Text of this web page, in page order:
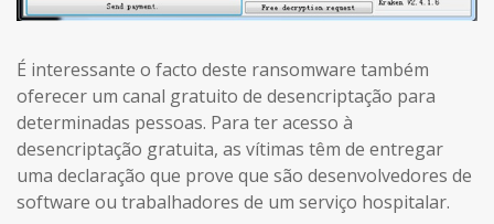
É interessante o facto deste ransomware também
oferecer um canal gratuito de desencriptação para
determinadas pessoas. Para ter acesso à
desencriptação gratuita, as vítimas têm de entregar
uma declaração que prove que são desenvolvedores de
software ou trabalhadores de um serviço hospitalar.